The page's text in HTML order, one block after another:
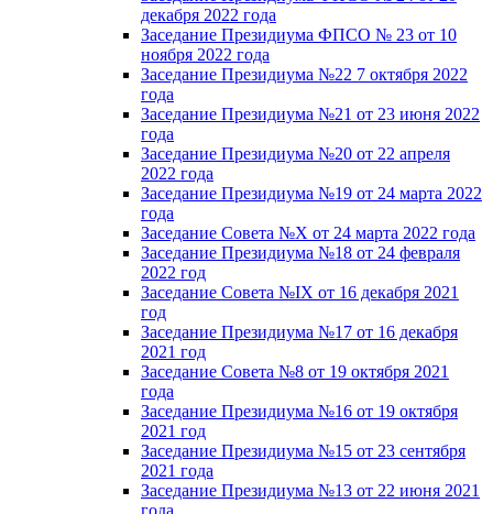
декабря 2022 года
Заседание Президиума ФПСО № 23 от 10
ноября 2022 года
Заседание Президиума №22 7 октября 2022
года
Заседание Президиума №21 от 23 июня 2022
года
Заседание Президиума №20 от 22 апреля
2022 года
Заседание Президиума №19 от 24 марта 2022
года
Заседание Совета №X от 24 марта 2022 года
Заседание Президиума №18 от 24 февраля
2022 год
Заседание Совета №IX от 16 декабря 2021
год
Заседание Президиума №17 от 16 декабря
2021 год
Заседание Совета №8 от 19 октября 2021
года
Заседание Президиума №16 от 19 октября
2021 год
Заседание Президиума №15 от 23 сентября
2021 года
Заседание Президиума №13 от 22 июня 2021
года